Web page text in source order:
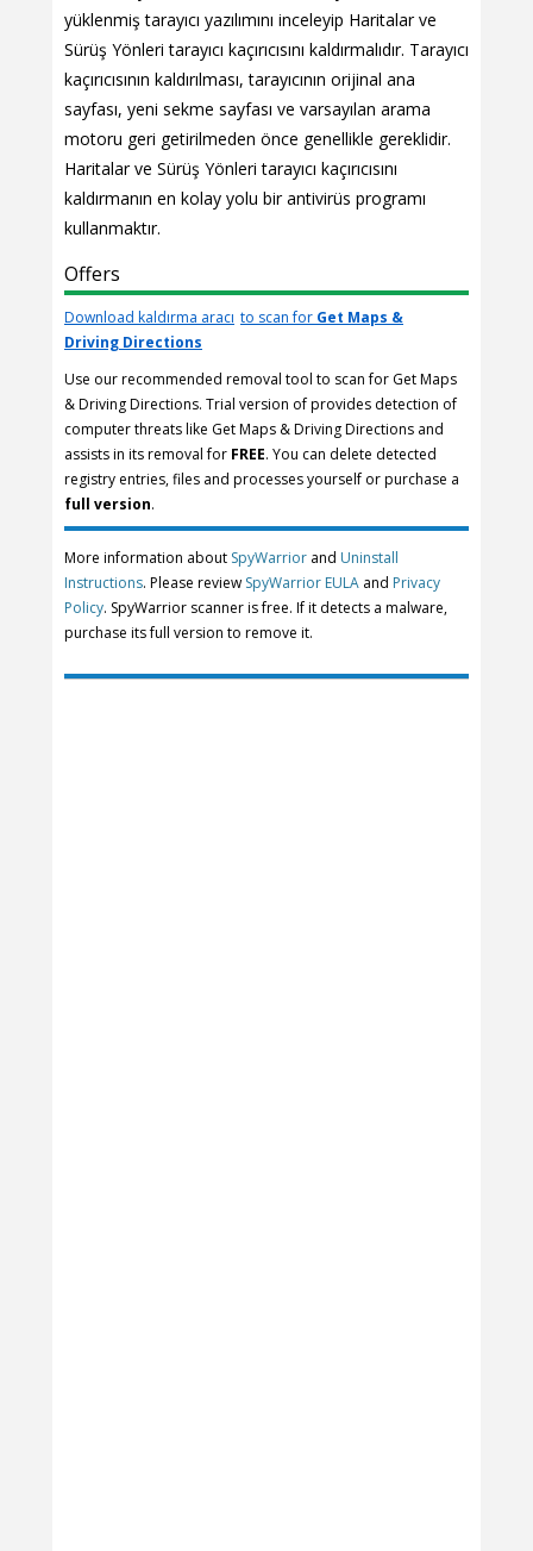
yüklenmiş tarayıcı yazılımını inceleyip Haritalar ve
Sürüş Yönleri tarayıcı kaçırıcısını kaldırmalıdır. Tarayıcı
kaçırıcısının kaldırılması, tarayıcının orijinal ana
sayfası, yeni sekme sayfası ve varsayılan arama
motoru geri getirilmeden önce genellikle gereklidir.
Haritalar ve Sürüş Yönleri tarayıcı kaçırıcısını
kaldırmanın en kolay yolu bir antivirüs programı
kullanmaktır.
Offers
Download kaldırma aracı to scan for Get Maps &
Driving Directions
Use our recommended removal tool to scan for Get Maps
& Driving Directions. Trial version of provides detection of
computer threats like Get Maps & Driving Directions and
assists in its removal for FREE. You can delete detected
registry entries, files and processes yourself or purchase a
full version.
More information about SpyWarrior and Uninstall
Instructions. Please review SpyWarrior EULA and Privacy
Policy. SpyWarrior scanner is free. If it detects a malware,
purchase its full version to remove it.